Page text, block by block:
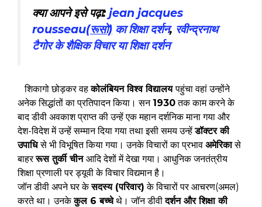
क्या आपने इसे पढ़ा: jean jacques
rousseau(रूसो) का शिक्षा दर्शन, रवीन्द्रनाथ
टैगोर के शैक्षिक विचार या शिक्षा दर्शन
शिकागो छोड़कर वहकोलंबियन विश्व विद्यालयपहुंचा वहां उन्होंने
अनेक सिद्धांतों का प्रतिपादन किया। सन 1930तक काम करने के
बाद डीवी अवकाश प्राप्त की उन्हें एक महान दर्शनिक माना गया और
देश-विदेश में उन्हें सम्मान दिया गया तथा इसी समय उन्हेंडॉक्टर की
उपाधिसे भी विभूषित किया गया। उनके विचारों का प्रभाव अमेरिकासे
बाहररूस तुर्की चीन आदि देशों में देखा गया। आधुनिक जनतंत्रीय
शिक्षा प्रणाली पर ड्यूवी के विचार विद्यमान है।
जॉन डीवी अपने घर केसदस्य (परिवार) के विचारों पर आचरण(अमल)
करते था। उनकेकुल 6 बच्चेथे। जॉन डीवीदर्शन और शिक्षा की